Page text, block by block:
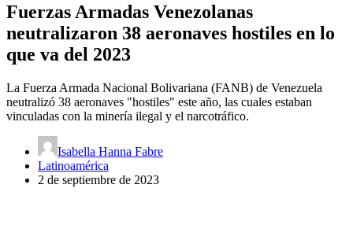
Fuerzas Armadas Venezolanas
neutralizaron 38 aeronaves hostiles en lo
que va del 2023
La Fuerza Armada Nacional Bolivariana (FANB) de Venezuela
neutralizó 38 aeronaves "hostiles" este año, las cuales estaban
vinculadas con la minería ilegal y el narcotráfico.
Isabella Hanna Fabre
Latinoamérica
2 de septiembre de 2023